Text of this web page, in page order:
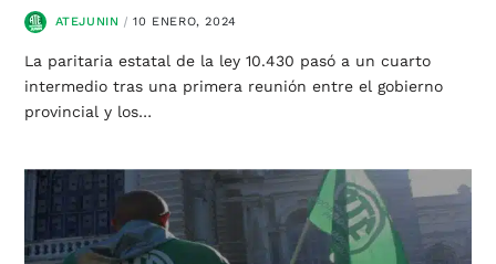
ATEJUNIN 10 ENERO, 2024
La paritaria estatal de la ley 10.430 pasó a un cuarto
intermedio tras una primera reunión entre el gobierno
provincial y los…